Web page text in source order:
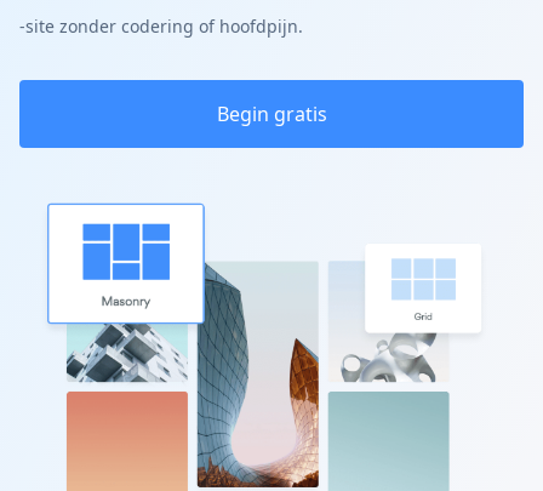
-site zonder codering of hoofdpijn.
Begin gratis